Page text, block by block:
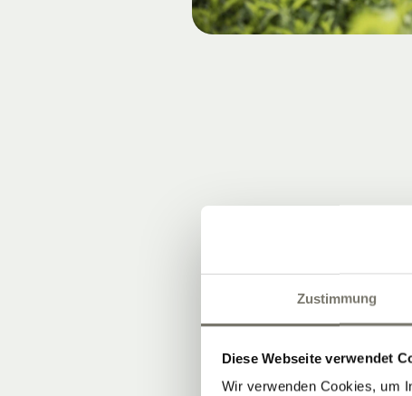
Zustimmung
Diese Webseite verwendet
Wir verwenden Cookies, um